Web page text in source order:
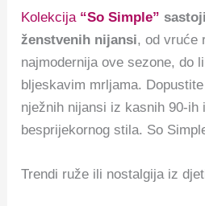
Kolekcija “So Simple”
ženstvenih nijansi, od vruće
najmodernija ove sezone, do
bljeskavim mrljama.
nježnih nijansi iz kasnih 90-ih
besprijekornog stila. So
Trendi ruže ili nostalgija iz